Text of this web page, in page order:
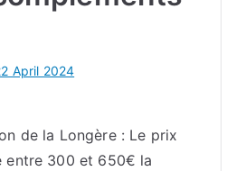
April 2024
de la Longère : Le prix
entre 300 et 650€ la